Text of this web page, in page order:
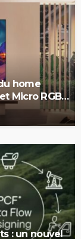
home
Micro RGB
: un nouvel